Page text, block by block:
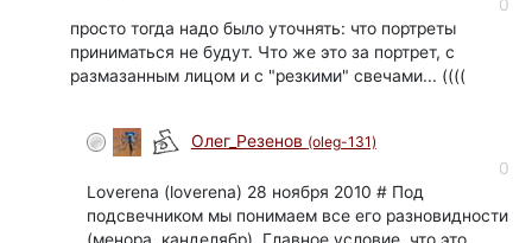
0
просто тогда надо было уточнять: что портреты
приниматься не будут. Что же это за портрет, с
размазанным лицом и с "резкими" свечами... ((((
Олег_Резенов (oleg-131)
0
Loverena (loverena) 28 ноября 2010 # Под
подсвечником мы понимаем все его разновидности